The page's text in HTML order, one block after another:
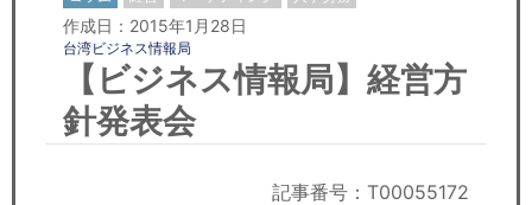
日本人にPR
コンサルティング
リサーチ
作成日：2015年1月28日
台湾ビジネス情報局
【ビジネス情報局】経営方
針発表会
記事番号：T00055172